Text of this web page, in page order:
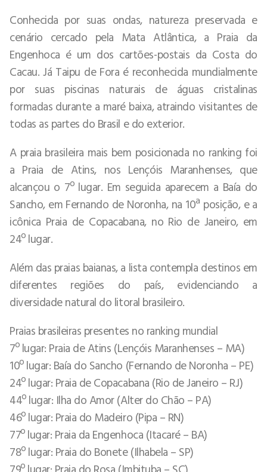
Conhecida por suas ondas, natureza preservada e
cenário cercado pela Mata Atlântica, a Praia da
Engenhoca é um dos cartões-postais da Costa do
Cacau. Já Taipu de Fora é reconhecida mundialmente
por suas piscinas naturais de águas cristalinas
formadas durante a maré baixa, atraindo visitantes de
todas as partes do Brasil e do exterior.
A praia brasileira mais bem posicionada no ranking foi
a Praia de Atins, nos Lençóis Maranhenses, que
alcançou o 7º lugar. Em seguida aparecem a Baía do
Sancho, em Fernando de Noronha, na 10ª posição, e a
icônica Praia de Copacabana, no Rio de Janeiro, em
24º lugar.
Além das praias baianas, a lista contempla destinos em
diferentes regiões do país, evidenciando a
diversidade natural do litoral brasileiro.
Praias brasileiras presentes no ranking mundial
7º lugar: Praia de Atins (Lençóis Maranhenses – MA)
10º lugar: Baía do Sancho (Fernando de Noronha – PE)
24º lugar: Praia de Copacabana (Rio de Janeiro – RJ)
44º lugar: Ilha do Amor (Alter do Chão – PA)
46º lugar: Praia do Madeiro (Pipa – RN)
77º lugar: Praia da Engenhoca (Itacaré – BA)
78º lugar: Praia do Bonete (Ilhabela – SP)